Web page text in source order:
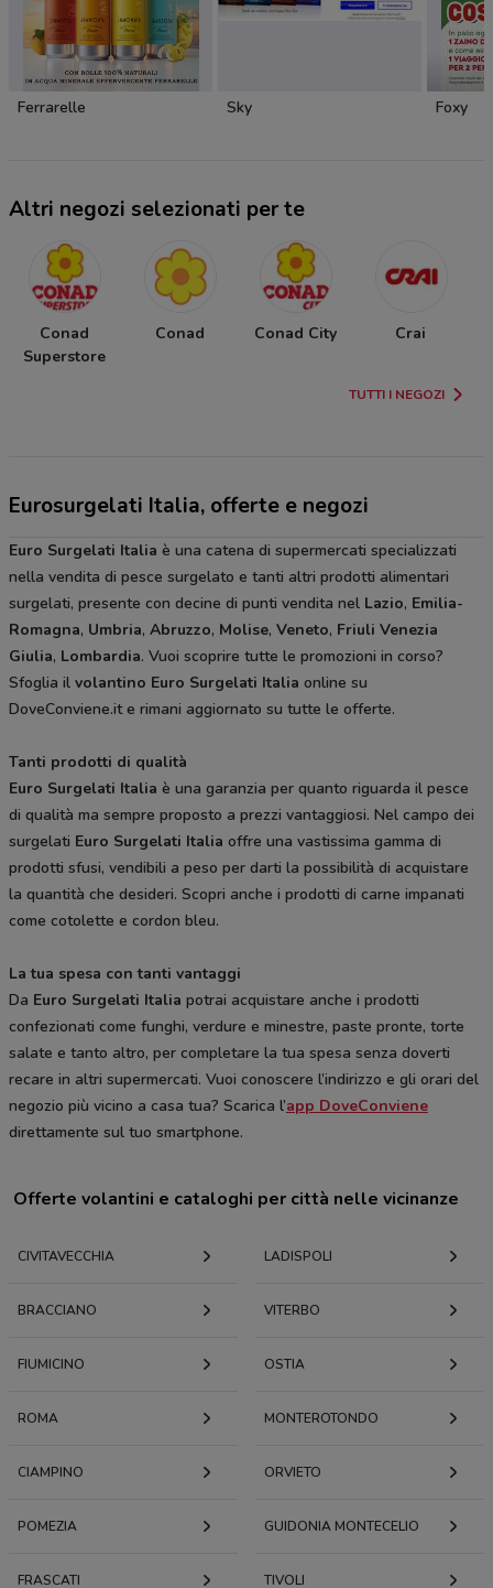
Ferrarelle Sky Foxy
Altri negozi selezionati per te
Conad
Superstore
Conad Conad City Crai
TUTTI I NEGOZI
Eurosurgelati Italia, offerte e negozi
Euro Surgelati Italia è una catena di supermercati specializzati
nella vendita di pesce surgelato e tanti altri prodotti alimentari
surgelati, presente con decine di punti vendita nel Lazio, Emilia-
Romagna, Umbria, Abruzzo, Molise, Veneto, Friuli Venezia
Giulia, Lombardia. Vuoi scoprire tutte le promozioni in corso?
Sfoglia il volantino Euro Surgelati Italia online su
DoveConviene.it e rimani aggiornato su tutte le offerte.
Tanti prodotti di qualità
Euro Surgelati Italia è una garanzia per quanto riguarda il pesce
di qualità ma sempre proposto a prezzi vantaggiosi. Nel campo dei
surgelati Euro Surgelati Italia offre una vastissima gamma di
prodotti sfusi, vendibili a peso per darti la possibilità di acquistare
la quantità che desideri. Scopri anche i prodotti di carne impanati
come cotolette e cordon bleu.
La tua spesa con tanti vantaggi
Da Euro Surgelati Italia potrai acquistare anche i prodotti
confezionati come funghi, verdure e minestre, paste pronte, torte
salate e tanto altro, per completare la tua spesa senza doverti
recare in altri supermercati. Vuoi conoscere l’indirizzo e gli orari del
negozio più vicino a casa tua? Scarica l’app DoveConviene
direttamente sul tuo smartphone.
Offerte volantini e cataloghi per città nelle vicinanze
CIVITAVECCHIA LADISPOLI
BRACCIANO VITERBO
FIUMICINO OSTIA
ROMA MONTEROTONDO
CIAMPINO ORVIETO
POMEZIA GUIDONIA MONTECELIO
FRASCATI TIVOLI